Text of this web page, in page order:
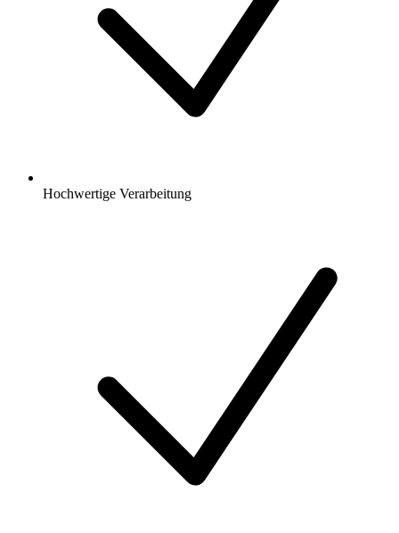
Hochwertige Verarbeitung